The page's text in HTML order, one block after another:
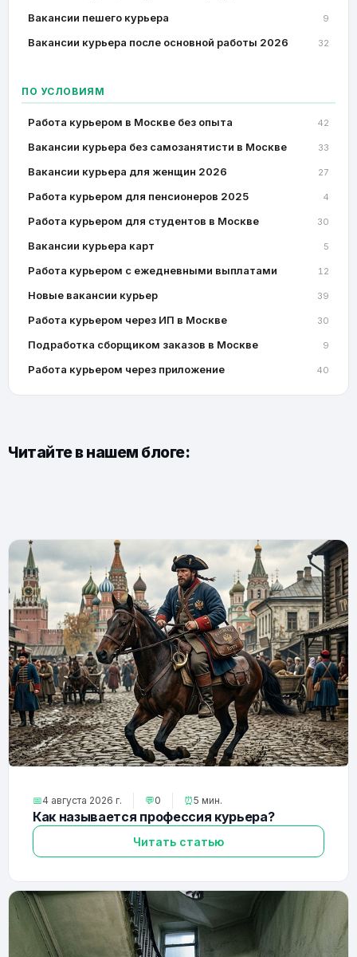
Вакансии пешего курьера 9
Вакансии курьера после основной работы 2026 32
ПО УСЛОВИЯМ
Работа курьером в Москве без опыта 42
Вакансии курьера без самозанятисти в Москве 33
Вакансии курьера для женщин 2026 27
Работа курьером для пенсионеров 2025 4
Работа курьером для студентов в Москве 30
Вакансии курьера карт 5
Работа курьером с ежедневными выплатами 12
Новые вакансии курьер 39
Работа курьером через ИП в Москве 30
Подработка сборщиком заказов в Москве 9
Работа курьером через приложение 40
Читайте в нашем блоге:
📅4 августа 2026 г. 💬0 ⏰5 мин.
Как называется профессия курьера?
Читать статью